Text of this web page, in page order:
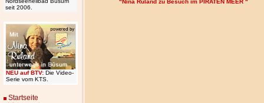
seit 2006.
NEU auf BTV: Die Video-
Serie vom KTS.
Startseite
"Nina Ruland zu Besuch im PIRATEN MEER "